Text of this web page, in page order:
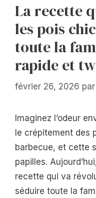
La recette
les pois
toute la
rapide et
février 26, 2026 par
Imaginez l’odeur
le crépitement des
barbecue, et cette
papilles.
recette qui va
séduire toute la